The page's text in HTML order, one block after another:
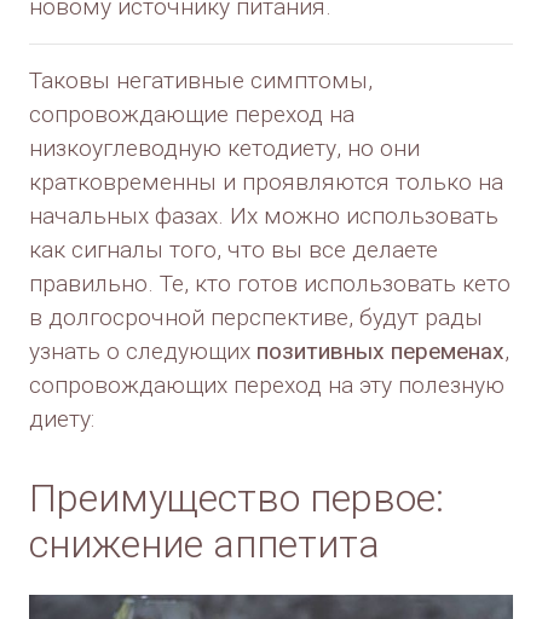
новому источнику питания.
Таковы негативные симптомы,
сопровождающие переход на
низкоуглеводную кетодиету, но они
кратковременны и проявляются только на
начальных фазах. Их можно использовать
как сигналы того, что вы все делаете
правильно. Те, кто готов использовать кето
в долгосрочной перспективе, будут рады
узнать о следующих позитивных переменах,
сопровождающих переход на эту полезную
диету:
Преимущество первое:
снижение аппетита